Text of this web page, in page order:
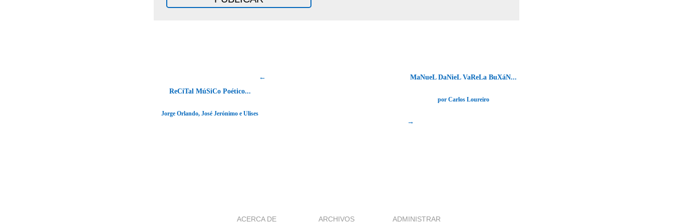
←
ReCiTal MúSiCo Poético...
Jorge Orlando, José Jerónimo e Ulises
MaNueL DaNieL VaReLa BuXáN...
por Carlos Loureiro
→
ACERCA DE ARCHIVOS ADMINISTRAR